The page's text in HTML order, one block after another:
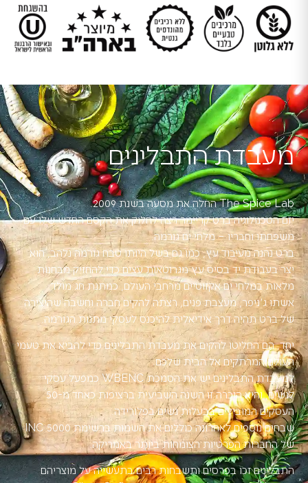
מעבדת התבלינים
The Spice Lab החלה את מסעה בשנת 2009.
יזם הטכנולוגיה ברט קריימר רצה לחלוק את הקסם החדש שלו עם
משפחתו וחבריו – מלחי ים גורמה.
ברט נהנה מעיבוד עץ, כמו גם בשל היותו טבח גורמה נלהב, הוא
יצר בעבודת יד בסיס עץ מגרוטאות עצים כדי להחזיק מבחנות
מלאות במלחי ים אקזוטיים מרחבי העולם, כמתנת חג מולד.
אשתו ג'ניפר, מעצבת פנים, רצתה להקים חברה וחשבה שהיצירה
של ברט תהיה דרך אידיאלית להיכנס לעסקי מתנות הגורמה.
יחד, הם החליטו להקים את מעבדת התבלינים כדי להביא את טעמי
העולם המרתקים אל הבית שלכם.
למעבדת התבלינים יש את הסמכת WBENC כמפעל עסקי
לנשים, והיא הוכרה זו השנה השביעית ברציפות כאחד מ-50
העסקים המובילים בבעלות נשים בפלורידה.
שבחים נוספים לאחרונה כוללים את השמות ברשימת INC 5000
של החברות הפרטיות הצומחות ביותר באמריקה.
התבלינים זכו בפרסים ותשבחות רבים בתעשייה על מוצריהם